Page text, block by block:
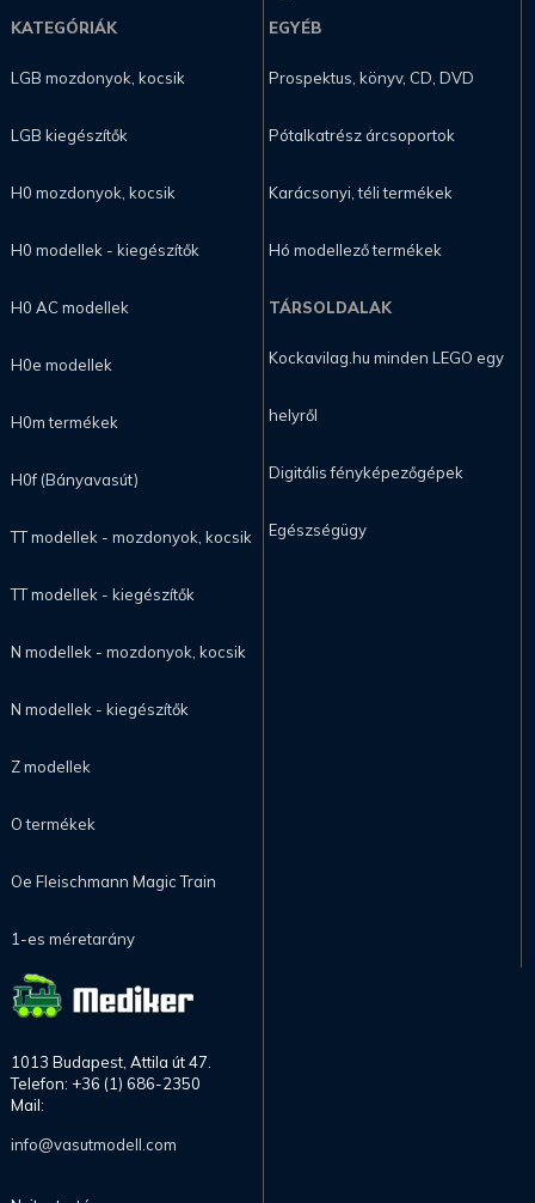
KATEGÓRIÁK
LGB mozdonyok, kocsik
LGB kiegészítők
H0 mozdonyok, kocsik
H0 modellek - kiegészítők
H0 AC modellek
H0e modellek
H0m termékek
H0f (Bányavasút)
TT modellek - mozdonyok, kocsik
TT modellek - kiegészítők
N modellek - mozdonyok, kocsik
N modellek - kiegészítők
Z modellek
O termékek
Oe Fleischmann Magic Train
1-es méretarány
EGYÉB
Prospektus, könyv, CD, DVD
Pótalkatrész árcsoportok
Karácsonyi, téli termékek
Hó modellező termékek
TÁRSOLDALAK
Kockavilag.hu minden LEGO egy
helyről
Digitális fényképezőgépek
Egészségügy
1013 Budapest, Attila út 47.
Telefon: +36 (1) 686-2350
Mail:
info@vasutmodell.com